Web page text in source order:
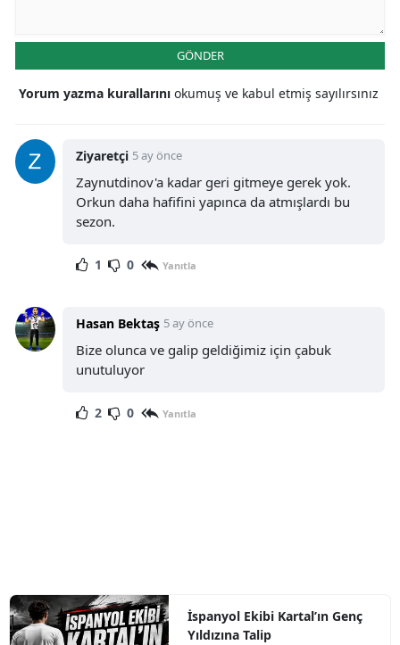
GÖNDER
Yorum yazma kurallarını okumuş ve kabul etmiş sayılırsınız
Ziyaretçi 5 ay önce
Zaynutdinov'a kadar geri gitmeye gerek yok.
Orkun daha hafifini yapınca da atmışlardı bu
sezon.
1 0 Yanıtla
Hasan Bektaş 5 ay önce
Bize olunca ve galip geldiğimiz için çabuk
unutuluyor
2 0 Yanıtla
İspanyol Ekibi Kartal’ın Genç
Yıldızına Talip